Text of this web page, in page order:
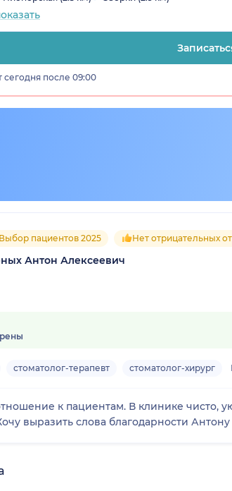
сегодня после 09:00
Выбор пациентов 2025 Нет отрицательных
Антон Алексеевич
стоматолог-терапевт стоматолог-хирург
к пациентам. В клинике чисто,
изменилось. Хочу выразить слова